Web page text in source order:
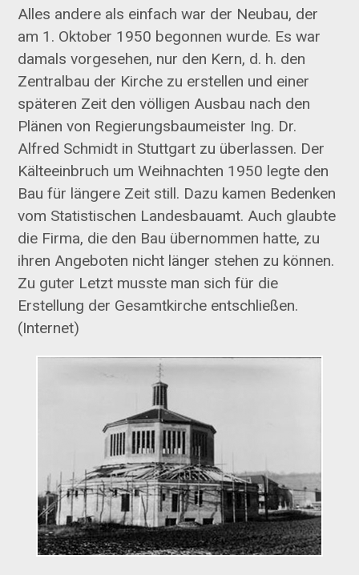
Alles andere als einfach war der Neubau, der
am 1. Oktober 1950 begonnen wurde. Es war
damals vorgesehen, nur den Kern, d. h. den
Zentralbau der Kirche zu erstellen und einer
späteren Zeit den völligen Ausbau nach den
Plänen von Regierungsbaumeister Ing. Dr.
Alfred Schmidt in Stuttgart zu überlassen. Der
Kälteeinbruch um Weihnachten 1950 legte den
Bau für längere Zeit still. Dazu kamen Bedenken
vom Statistischen Landesbauamt. Auch glaubte
die Firma, die den Bau übernommen hatte, zu
ihren Angeboten nicht länger stehen zu können.
Zu guter Letzt musste man sich für die
Erstellung der Gesamtkirche entschließen.
(Internet)